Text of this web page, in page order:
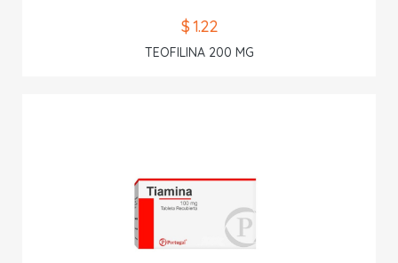
$ 1.22
TEOFILINA 200 MG